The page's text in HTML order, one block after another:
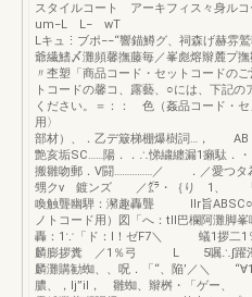
スタイルコート アーキフィス々身ルコ
um−L L− wT キ
Lキュ⋮ブポ−−“響錨鱒グ、祠森げ赫雰
爺繊鰭〆灘頻馨撫藤毎／峯彪熔辮麓プ
〃杢塑「商品コード・セットコードの
トコードの馨コ、露藝、○には、下記の
ください。＝：： 色（姦品コード・
用〉 霊■
部材）、．乙デ簸梯棚爆樹詞…
艶亥垢SC……陽．．∴悌繍纏漏1癩駄．
搬雛吻郵．V闘……………／ ．／愛つタ
甥クv 鍍ンズ ／㌘・｛り 1、 ㌧1
喚触聾幽騨：瀦趣轟聾 IIr旨ABSC○
ノトコード用）図「へ：tll巴欄阿灘脚
轟：1∵「ド：l！ゼF7＼ 蟻1拶二1％
麟膨拶糞 ／1％弓 L 5嘱∴∫躍濁1
麟灘購勧蜘、、呪．「“、陥’／＼
膿、，lj”il， 雛蜘、辮桝・「ゲー、